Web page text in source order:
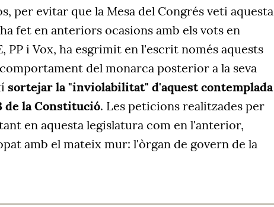
per evitar que la Mesa del Congrés veti aquesta
fet en anteriors ocasions amb els vots en
PP i Vox, ha esgrimit en l'escrit només aquests
del monarca posterior a la seva
sortejar la "inviolabilitat" d'aquest contemplada
de la Constitució. Les peticions realitzades per
en aquesta legislatura com en l'anterior,
amb el mateix mur: l'òrgan de govern de la